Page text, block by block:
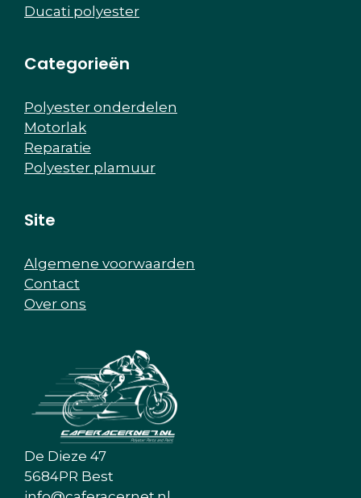
Ducati polyester
Categorieën
Polyester onderdelen
Motorlak
Reparatie
Polyester plamuur
Site
Algemene voorwaarden
Contact
Over ons
De Dieze 47
5684PR Best